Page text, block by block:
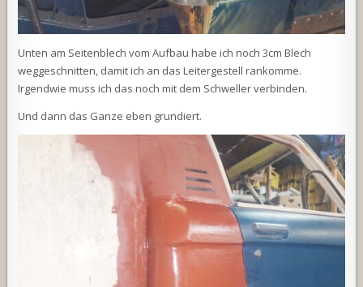
Unten am Seitenblech vom Aufbau habe ich noch 3cm Blech
weggeschnitten, damit ich an das Leitergestell rankomme.
Irgendwie muss ich das noch mit dem Schweller verbinden.
Und dann das Ganze eben grundiert.